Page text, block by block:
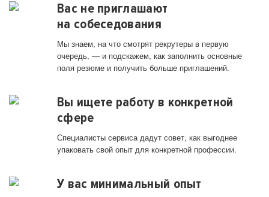
Вас не приглашают
на собеседования
Мы знаем, на что смотрят рекрутеры в первую
очередь, — и подскажем, как заполнить основные
поля резюме и получить больше приглашений.
Вы ищете работу в конкретной
сфере
Специалисты сервиса дадут совет, как выгоднее
упаковать свой опыт для конкретной профессии.
У вас минимальный опыт